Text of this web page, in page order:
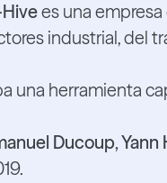
es una empresa
industrial, del
una herramienta
Ducoup, Yann